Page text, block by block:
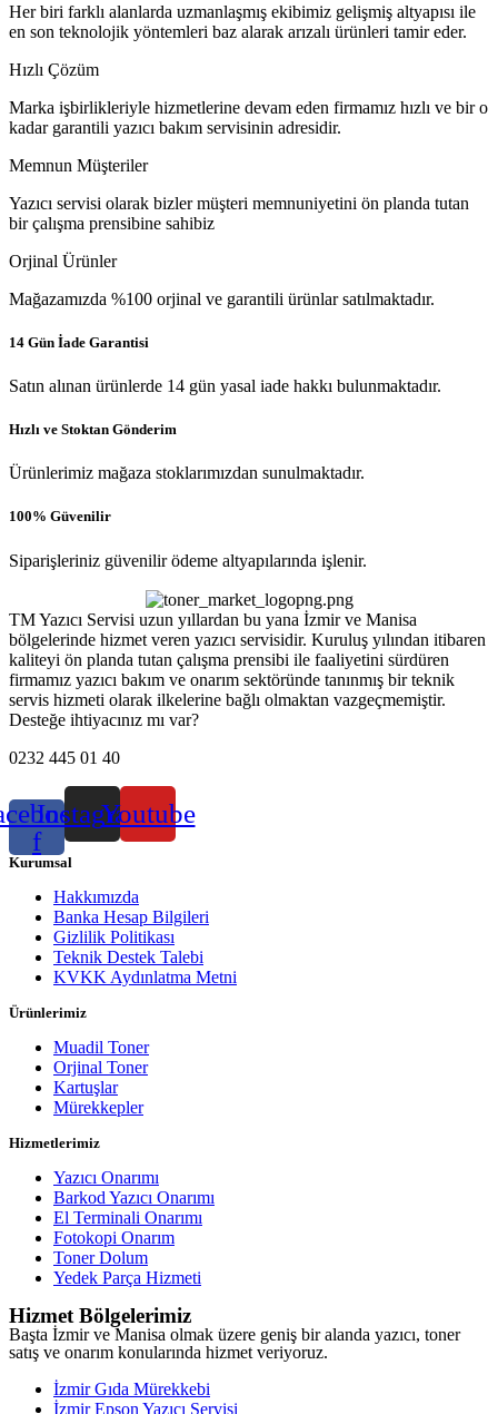
Her biri farklı alanlarda uzmanlaşmış ekibimiz gelişmiş altyapısı ile
en son teknolojik yöntemleri baz alarak arızalı ürünleri tamir eder.
Hızlı Çözüm
Marka işbirlikleriyle hizmetlerine devam eden firmamız hızlı ve bir o
kadar garantili yazıcı bakım servisinin adresidir.
Memnun Müşteriler
Yazıcı servisi olarak bizler müşteri memnuniyetini ön planda tutan
bir çalışma prensibine sahibiz
Orjinal Ürünler
Mağazamızda %100 orjinal ve garantili ürünlar satılmaktadır.
14 Gün İade Garantisi
Satın alınan ürünlerde 14 gün yasal iade hakkı bulunmaktadır.
Hızlı ve Stoktan Gönderim
Ürünlerimiz mağaza stoklarımızdan sunulmaktadır.
100% Güvenilir
Siparişleriniz güvenilir ödeme altyapılarında işlenir.
TM Yazıcı Servisi uzun yıllardan bu yana İzmir ve Manisa
bölgelerinde hizmet veren yazıcı servisidir. Kuruluş yılından itibaren
kaliteyi ön planda tutan çalışma prensibi ile faaliyetini sürdüren
firmamız yazıcı bakım ve onarım sektöründe tanınmış bir teknik
servis hizmeti olarak ilkelerine bağlı olmaktan vazgeçmemiştir.
Desteğe ihtiyacınız mı var?
0232 445 01 40
f
InstagramYoutube
Kurumsal
Hakkımızda
Banka Hesap Bilgileri
Gizlilik Politikası
Teknik Destek Talebi
KVKK Aydınlatma Metni
Ürünlerimiz
Muadil Toner
Orjinal Toner
Kartuşlar
Mürekkepler
Hizmetlerimiz
Yazıcı Onarımı
Barkod Yazıcı Onarımı
El Terminali Onarımı
Fotokopi Onarım
Toner Dolum
Yedek Parça Hizmeti
Hizmet Bölgelerimiz
Başta İzmir ve Manisa olmak üzere geniş bir alanda yazıcı, toner
satış ve onarım konularında hizmet veriyoruz.
İzmir Gıda Mürekkebi
İzmir Epson Yazıcı Servisi